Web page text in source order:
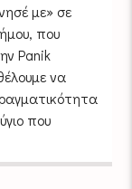
με» σε
που
Panik
να
που